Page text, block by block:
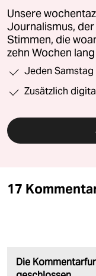
Unsere
Journalismus,
Stimmen, die
zehn Wochen
Jeden
Zusätzlich
17
Die